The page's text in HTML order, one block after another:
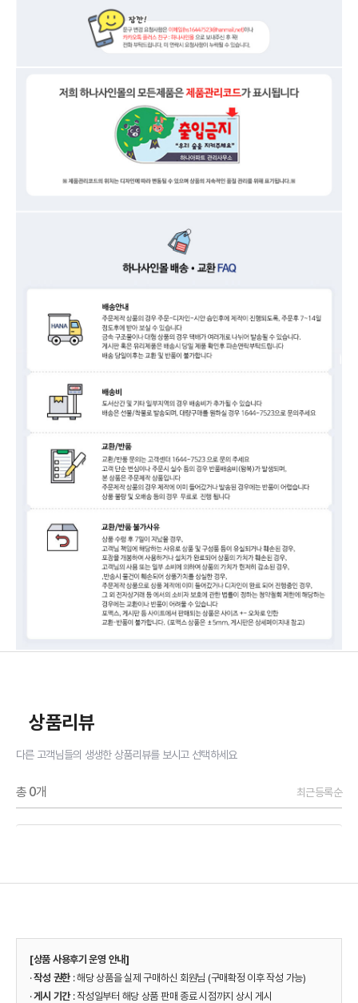
상품리뷰
다른 고객님들의 생생한 상품리뷰를 보시고 선택하세요
총 0개 최근등록순
[상품 사용후기 운영 안내]
·작성 권한 : 해당 상품을 실제 구매하신 회원님 (구매확정 이후 작성 가능)
·게시 기간: 작성일부터 해당 상품 판매 종료 시점까지 상시 게시